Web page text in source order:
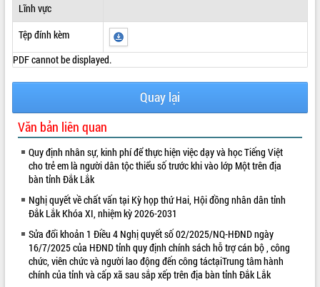
VIDEO
Loading the player...
Thường trực HĐND tỉnh Đắk Lắk gặp
mặt Đoàn chuyên gia y tế TP. Hồ Chí
Lĩnh vực
Tệp đính kèm
PDF cannot be displayed.
Quay lại
Văn bản liên quan
Quy định nhân sự, kinh phí để thực hiện việc dạy và học Tiếng Việt
cho trẻ em là người dân tộc thiểu số trước khi vào lớp Một trên địa
bàn tỉnh Đắk Lắk
Nghị quyết về chất vấn tại Kỳ họp thứ Hai, Hội đồng nhân dân tỉnh
Đắk Lắk Khóa XI, nhiệm kỳ 2026-2031
Sửa đổi khoản 1 Điều 4 Nghị quyết số 02/2025/NQ-HĐND ngày
16/7/2025 của HĐND tỉnh quy định chính sách hỗ trợ cán bộ , công
chức, viên chức và người lao động đến công táctạiTrung tâm hành
chính của tỉnh và cấp xã sau sắp xếp trên địa bàn tỉnh Đắk Lắk